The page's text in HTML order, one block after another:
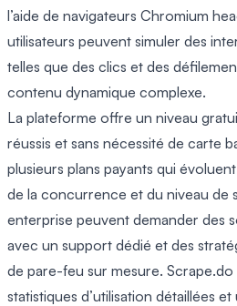
l’aide de navigateurs Chromium
utilisateurs peuvent simuler des
telles que des clics et des
contenu dynamique complexe.
La plateforme offre un niveau
réussis et sans nécessité de carte
plusieurs plans payants qui
de la concurrence et du niveau de
enterprise peuvent demander des
avec un support dédié et des
de pare-feu sur mesure.
statistiques d’utilisation détaillées